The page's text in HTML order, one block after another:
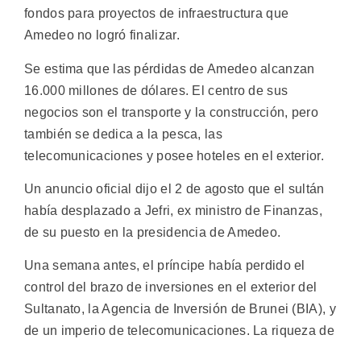
fondos para proyectos de infraestructura que
Amedeo no logró finalizar.
Se estima que las pérdidas de Amedeo alcanzan
16.000 millones de dólares. El centro de sus
negocios son el transporte y la construcción, pero
también se dedica a la pesca, las
telecomunicaciones y posee hoteles en el exterior.
Un anuncio oficial dijo el 2 de agosto que el sultán
había desplazado a Jefri, ex ministro de Finanzas,
de su puesto en la presidencia de Amedeo.
Una semana antes, el príncipe había perdido el
control del brazo de inversiones en el exterior del
Sultanato, la Agencia de Inversión de Brunei (BIA), y
de un imperio de telecomunicaciones. La riqueza de